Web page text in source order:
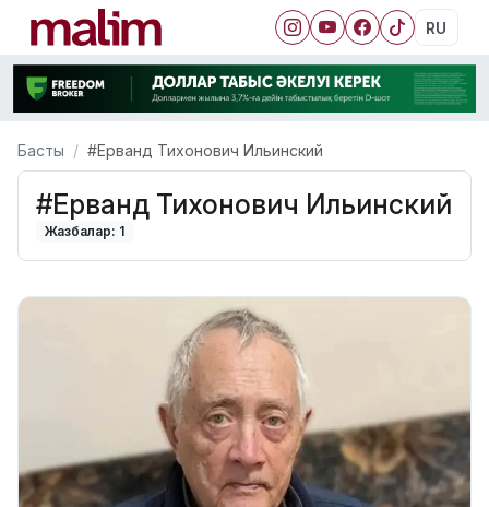
RU
Басты #Ерванд Тихонович Ильинский
#Ерванд Тихонович Ильинский
Жазбалар: 1